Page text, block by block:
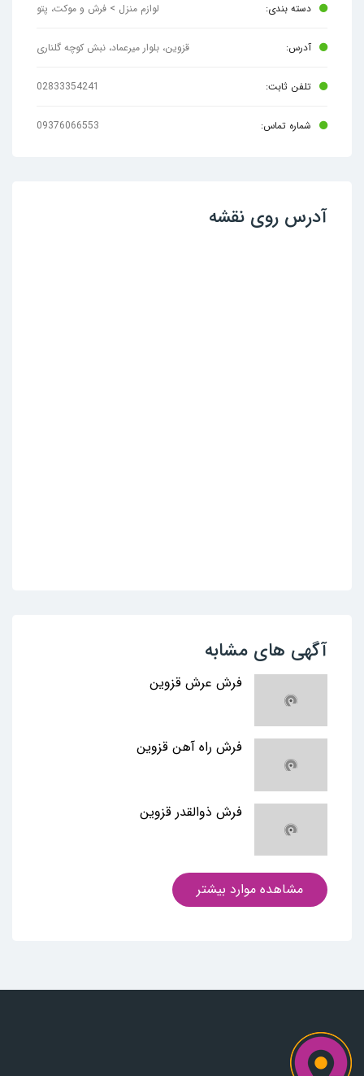
دسته بندی: لوازم منزل > فرش و موکت، پتو
آدرس: قزوین، بلوار میرعماد، نبش کوچه گلناری
تلفن ثابت: 02833354241
شماره تماس: 09376066553
آدرس روی نقشه
آگهی های مشابه
فرش عرش قزوین
فرش راه آهن قزوین
فرش ذوالقدر قزوین
مشاهده موارد بیشتر